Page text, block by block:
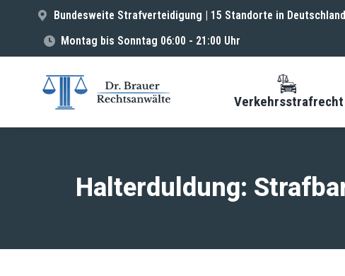
Bundesweite Strafverteidigung | 15 Standorte in Deutschland
Montag bis Sonntag 06:00 - 21:00 Uhr
Verkehrsstrafrecht
Halterduldung: